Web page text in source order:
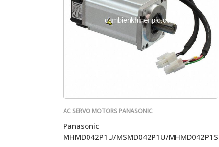
AC SERVO MOTORS PANASONIC
Panasonic
MHMD042P1U/MSMD042P1U/MHMD042P1S